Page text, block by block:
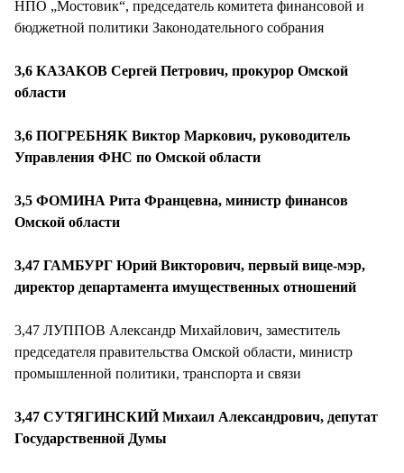
НПО „Мостовик“, председатель комитета финансовой и
бюджетной политики Законодательного собрания
3,6 КАЗАКОВ Сергей Петрович, прокурор Омской
области
3,6 ПОГРЕБНЯК Виктор Маркович, руководитель
Управления ФНС по Омской области
3,5 ФОМИНА Рита Францевна, министр финансов
Омской области
3,47 ГАМБУРГ Юрий Викторович, первый вице-мэр,
директор департамента имущественных отношений
3,47 ЛУППОВ Александр Михайлович, заместитель
председателя правительства Омской области, министр
промышленной политики, транспорта и связи
3,47 СУТЯГИНСКИЙ Михаил Александрович, депутат
Государственной Думы